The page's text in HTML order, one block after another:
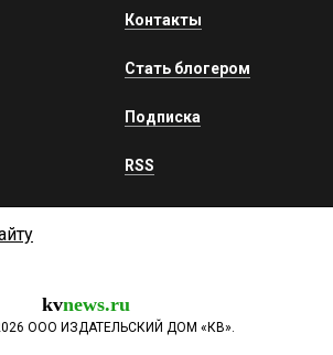
Контакты
Стать блогером
Подписка
RSS
kvnews.ru
ООО ИЗДАТЕЛЬСКИЙ ДОМ «КВ».